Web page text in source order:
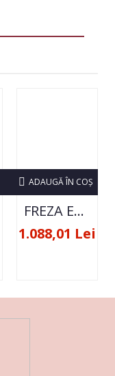
FREZA ELECTRICA STRONG 210 35000 RPM- ORIGINALA
1.088,01 Lei
ADAUGĂ ÎN COŞ